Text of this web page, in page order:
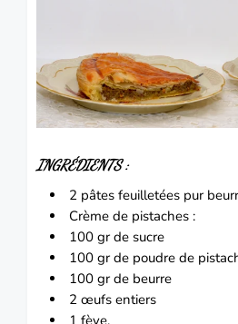
INGRÉDIENTS :
2 pâtes feuilletées pur
Crème de pistaches :
100 gr de sucre
100 gr de poudre de
100 gr de beurre
2 œufs entiers
1 fève.